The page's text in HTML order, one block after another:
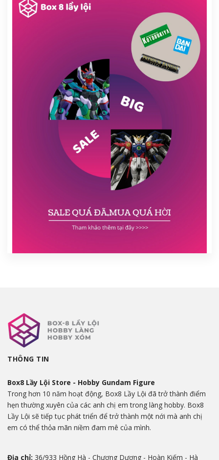
THÔNG TIN
Box8 Lầy Lội Store - Hobby Gundam Figure
Trong hơn 10 năm hoạt động, Box8 Lầy Lội đã trở thành điểm
hẹn thường xuyên của các anh chị em trong làng hobby. Box8
Lầy Lội sẽ tiếp tục phát triển để trở thành một nới mà anh chị
em có thể thỏa mãn niềm đam mê của mình.
Địa chỉ: 36/933 Hồng Hà - Chương Dương - Hoàn Kiếm - Hà